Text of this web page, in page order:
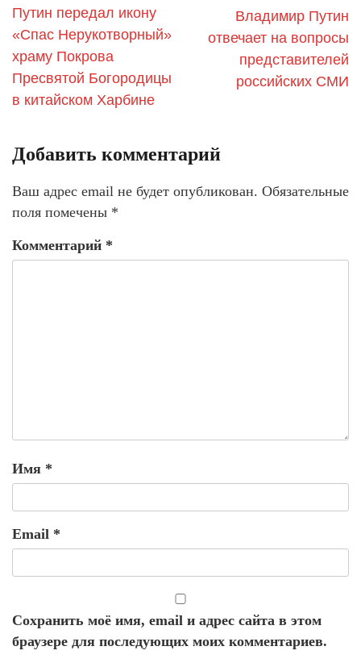
Путин передал икону
«Спас Нерукотворный»
храму Покрова
Пресвятой Богородицы
в китайском Харбине
Владимир Путин
отвечает на вопросы
представителей
российских СМИ
Добавить комментарий
Ваш адрес email не будет опубликован. Обязательные
поля помечены *
Комментарий *
Имя *
Email *
Сохранить моё имя, email и адрес сайта в этом
браузере для последующих моих комментариев.